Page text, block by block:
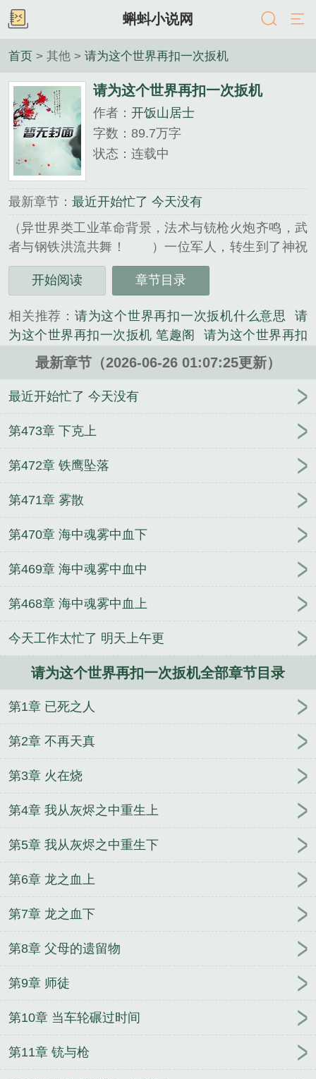
蝌蚪小说网
首页 > 其他 > 请为这个世界再扣一次扳机
请为这个世界再扣一次扳机
作者： 开饭山居士
字数：89.7万字
状态：连载中
最新章节： 最近开始忙了 今天没有
（异世界类工业革命背景，法术与铳枪火炮齐鸣，武
者与钢铁洪流共舞！ ）一位军人，转生到了神祝
大陆。转生前的朦胧间，他听到一句话：异界的英
灵，请为这个世界，在扣动一次扳机吧。 ……墨
《请为这个世界再扣一次扳机》是开饭山居士精心创
作的其他类小说。
开始阅读 章节目录
相关推荐： 请为这个世界再扣一次扳机什么意思
请
为这个世界再扣一次扳机 笔趣阁
请为这个世界再扣
一次扳机英文
伪装疯批大佬后，我被疯狂脑补
淫乱家族 东厂都督他日夜想以下犯上 金钱至上
的动漫世界
足球荣光之冕
过气男
罗：百年传奇之我是尘心二叔
当中也靠弹幕成为伪
梦开始的诸天 照片是舍友网恋对象是财阀继承人
校
动漫世界 玩物（女尊）
最新章节（2026-06-26 01:07:25更新）
最近开始忙了 今天没有
第473章 下克上
第472章 铁鹰坠落
第471章 雾散
第470章 海中魂雾中血下
第469章 海中魂雾中血中
第468章 海中魂雾中血上
今天工作太忙了 明天上午更
请为这个世界再扣一次扳机全部章节目录
第1章 已死之人
第2章 不再天真
第3章 火在烧
第4章 我从灰烬之中重生上
第5章 我从灰烬之中重生下
第6章 龙之血上
第7章 龙之血下
第8章 父母的遗留物
第9章 师徒
第10章 当车轮碾过时间
第11章 铳与枪